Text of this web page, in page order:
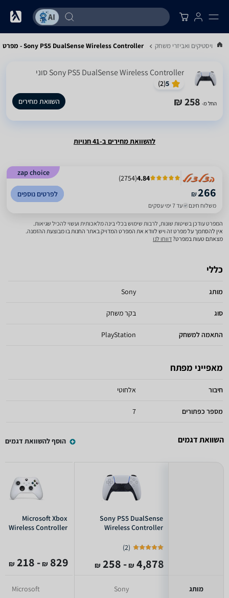
ג'ויסטיקים ואביזרי משחק Sony PS5 DualSense Wireless Controller - מפרט
Sony PS5 DualSense Wireless Controller סוני
5
(
2
)
החל מ- 258 ₪ השוואת מחירים
להשוואת מחירים ב-41 חנויות
zap choice
4.84
(
2754
)
₪266
משלוח חינם עד 7 ימי עסקים
לפרטים נוספים
המפרט עודכן בשיטות שונות, לרבות שימוש בכלי בינה מלאכותית ועשוי להכיל שגיאות.
אין להסתמך על מפרט זה ויש לוודא את המפרט המדויק באתר החנות בו מבוצעת ההזמנה.
מצאתם טעות במפרט?דווחו לנו
כללי
מותג Sony
סוג בקר משחק
התאמה למשחק PlayStation
מאפייני מפתח
חיבור אלחוטי
מספר כפתורים 7
השוואת דגמים הוסף להשוואת דגמים
מותג
Sony PS5 DualSense
Wireless Controller
(
2
)
4,878
₪
- 258
₪
Sony
Microsoft Xbox
Wireless Controller
829
₪
- 218
₪
Microsoft